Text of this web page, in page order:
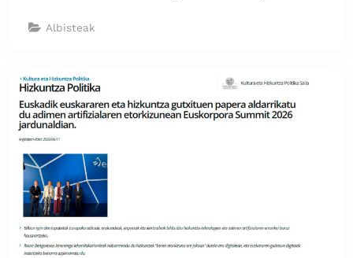
Albisteak